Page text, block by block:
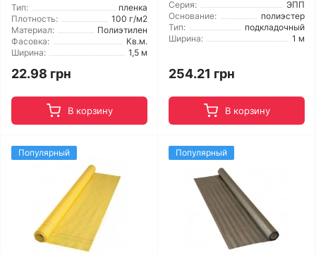
Тип:
пленка
Плотность:
100 г/м2
Материал:
Полиэтилен
Фасовка:
Кв.м.
Ширина:
1,5 м
22.98 грн
В корзину
Серия:
ЭПП
Основание:
полиэстер
Тип:
подкладочный
Ширина:
1 м
254.21 грн
В корзину
Популярный Популярный